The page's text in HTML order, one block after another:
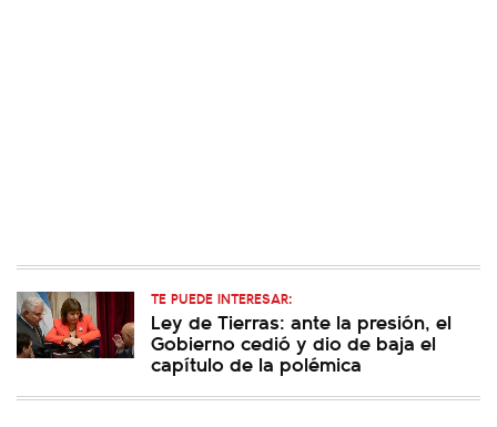
TE PUEDE INTERESAR:
Ley de Tierras: ante la presión, el
Gobierno cedió y dio de baja el
capítulo de la polémica